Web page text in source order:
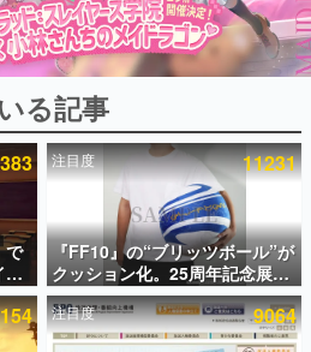
記事ランキング
る記事
で
ク
ウ
失
注目度 11231
『FF10』の“ブリッツボール”が
クッション化。25周年記念展
「FINAL FANTASY X
MUSEUM-幻光の記憶-」のグッ
ズ情報が一部公開
注目度 9064